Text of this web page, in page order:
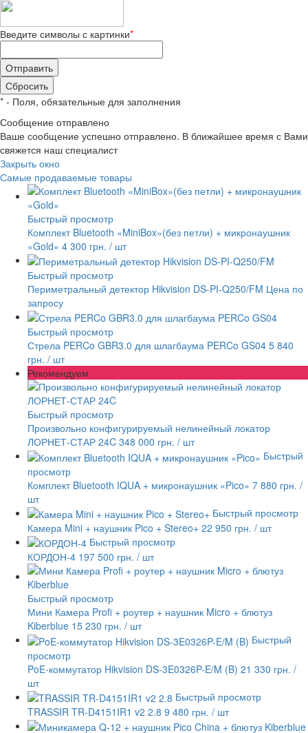
Введите символы с картинки*
* - Поля, обязательные для заполнения
Сообщение отправлено
Ваше сообщение успешно отправлено. В ближайшее время с Вами
свяжется наш специалист
Закрыть окно
Самые продаваемые товары
Быстрый просмотр
Комплект Bluetooth «MiniBox»(без петли) + микронаушник
«Gold» 4 300 грн. / шт
Быстрый просмотр
Периметральный детектор Hikvision DS-PI-Q250/FM Цена по
запросу
Быстрый просмотр
Стрела PERCo GBR3.0 для шлагбаума PERCo GS04 5 840
грн. / шт
Рекомендуем
Быстрый просмотр
Произвольно конфигурируемый нелинейный локатор
ЛОРНЕТ-СТАР 24C 348 000 грн. / шт
Быстрый
просмотр
Комплект Bluetooth IQUA + микронаушник «Pico» 7 880 грн. /
шт
Быстрый просмотр
Камера Mini + наушник Pico + Stereo+ 22 950 грн. / шт
Быстрый просмотр
КОРДОН-4 197 500 грн. / шт
Быстрый просмотр
Мини Камера Profi + роутер + наушник Micro + блютуз
Kiberblue 15 230 грн. / шт
Быстрый
просмотр
PoE-коммутатор Hikvision DS-3E0326P-E/M (B) 21 330 грн. /
шт
Быстрый просмотр
TRASSIR TR-D4151IR1 v2 2.8 9 480 грн. / шт